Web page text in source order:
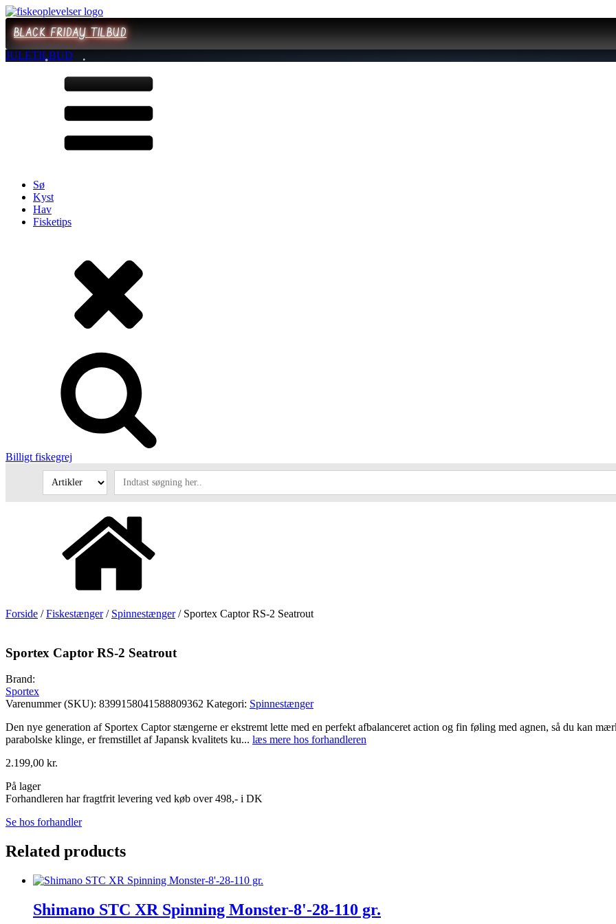
BLACK FRIDAY TILBUD
JULETILBUD
Sø
Kyst
Hav
Fisketips
Billigt fiskegrej
Forside /Fiskestænger/ Spinnestænger/ Sportex Captor RS-2 Seatrout
Sportex Captor RS-2 Seatrout
Brand:
Sportex
Varenummer (SKU): 8399158041588809362 Kategori: Spinnestænger
Den nye generation af Sportex Captor stængerne er ekstremt lette med en perfekt afbalanceret action og fin føling med agnen, så du kan
parabolske klinge, er fremstillet af Japansk kvalitets ku... læs mere hos forhandleren
2.199,00 kr.
På lager
Forhandleren har fragtfrit levering ved køb over 498,- i DK
Se hos forhandler
Related products
Shimano STC XR Spinning Monster-8'-28-110 gr.